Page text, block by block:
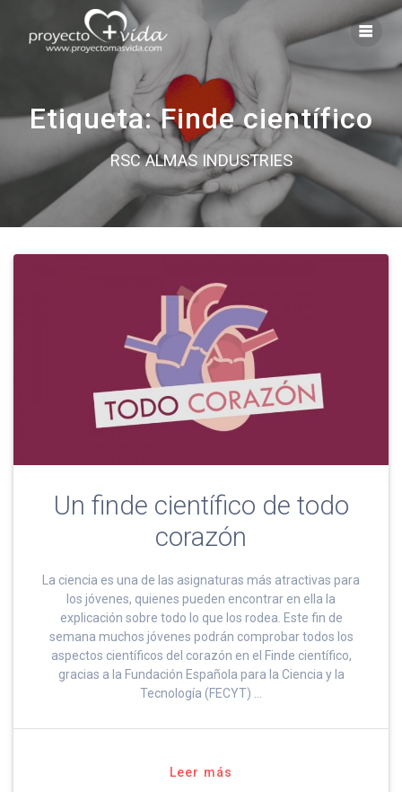
contenido
Etiqueta:Finde científico
RSC ALMAS INDUSTRIES
Un finde científico de todo
corazón
La ciencia es una de las asignaturas más atractivas para
los jóvenes, quienes pueden encontrar en ella la
explicación sobre todo lo que los rodea. Este fin de
semana muchos jóvenes podrán comprobar todos los
aspectos científicos del corazón en el Finde científico,
gracias a la Fundación Española para la Ciencia y la
Tecnología (FECYT) …
Leer más